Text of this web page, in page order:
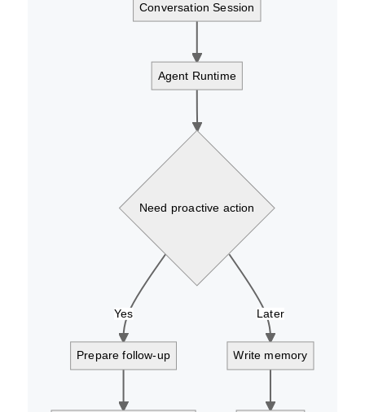
Yes Later
Conversation Session
Agent Runtime
Need proactive action
Prepare follow-up Write memory